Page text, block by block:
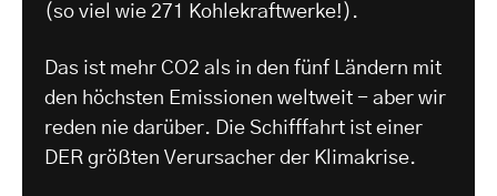
(so viel wie 271 Kohlekraftwerke!).
Das ist mehr CO2 als in den fünf Ländern mit
den höchsten Emissionen weltweit - aber wir
reden nie darüber. Die Schifffahrt ist einer
DER größten Verursacher der Klimakrise.